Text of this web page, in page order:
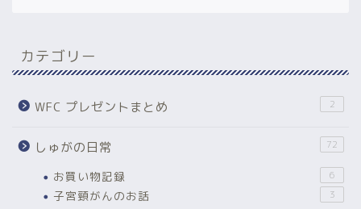
カテゴリー
WFC プレゼントまとめ 2
しゅがの日常 72
お買い物記録 6
子宮頸がんのお話 3